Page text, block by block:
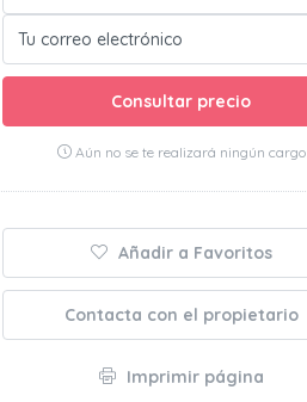
Consultar precio
Aún no se te realizará ningún cargo
Añadir a Favoritos
Contacta con el propietario
Imprimir página